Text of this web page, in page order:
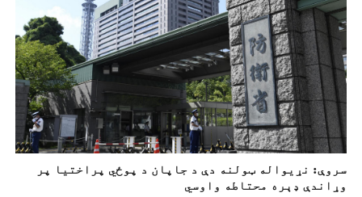
سروې: نړیواله ټولنه دې د جاپان د پوځي پراختیا پر
وړاندې ډېره محتاطه واوسي